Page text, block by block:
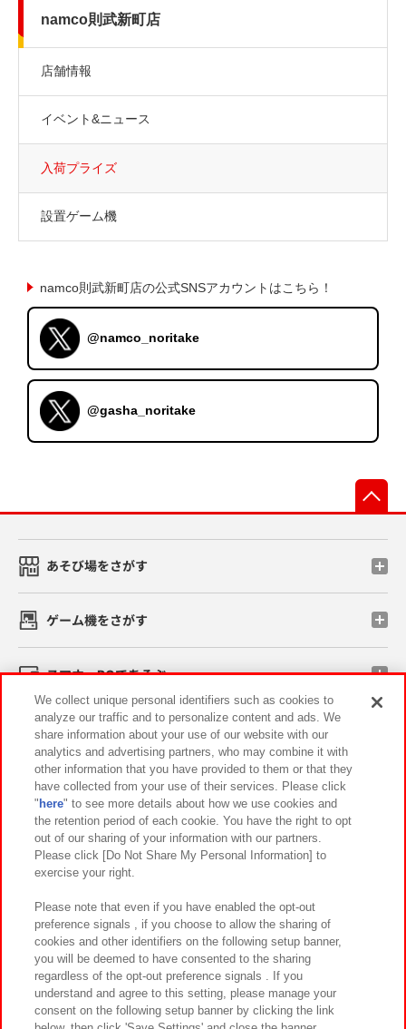
namco則武新町店
店舗情報
イベント&ニュース
入荷プライズ
設置ゲーム機
namco則武新町店の公式SNSアカウントはこちら！
@namco_noritake
@gasha_noritake
あそび場をさがす
ゲーム機をさがす
スマホ・PCであそぶ
イベント・キャンペーン
関連会社 サステナビリティ サイトポリシー
プライバシーポリシー ウェブアクセシビリティ方針と検証結果
お取引先さまとともに
カスタマーハラスメント対応方針 よくあるご質問・お問い合わせ
We collect unique personal identifiers such as cookies to
analyze our traffic and to personalize content and ads. We
share information about your use of our website with our
analytics and advertising partners, who may combine it with
other information that you have provided to them or that they
have collected from your use of their services. Please click
" here" to see more details about how we use cookies and
the retention period of each cookie. You have the right to opt
out of our sharing of your information with our partners.
Please click [Do Not Share My Personal Information] to
exercise your right.
Please note that even if you have enabled the opt-out
preference signals , if you choose to allow the sharing of
cookies and other identifiers on the following setup banner,
you will be deemed to have consented to the sharing
regardless of the opt-out preference signals . If you
understand and agree to this setting, please manage your
consent on the following setup banner by clicking the link